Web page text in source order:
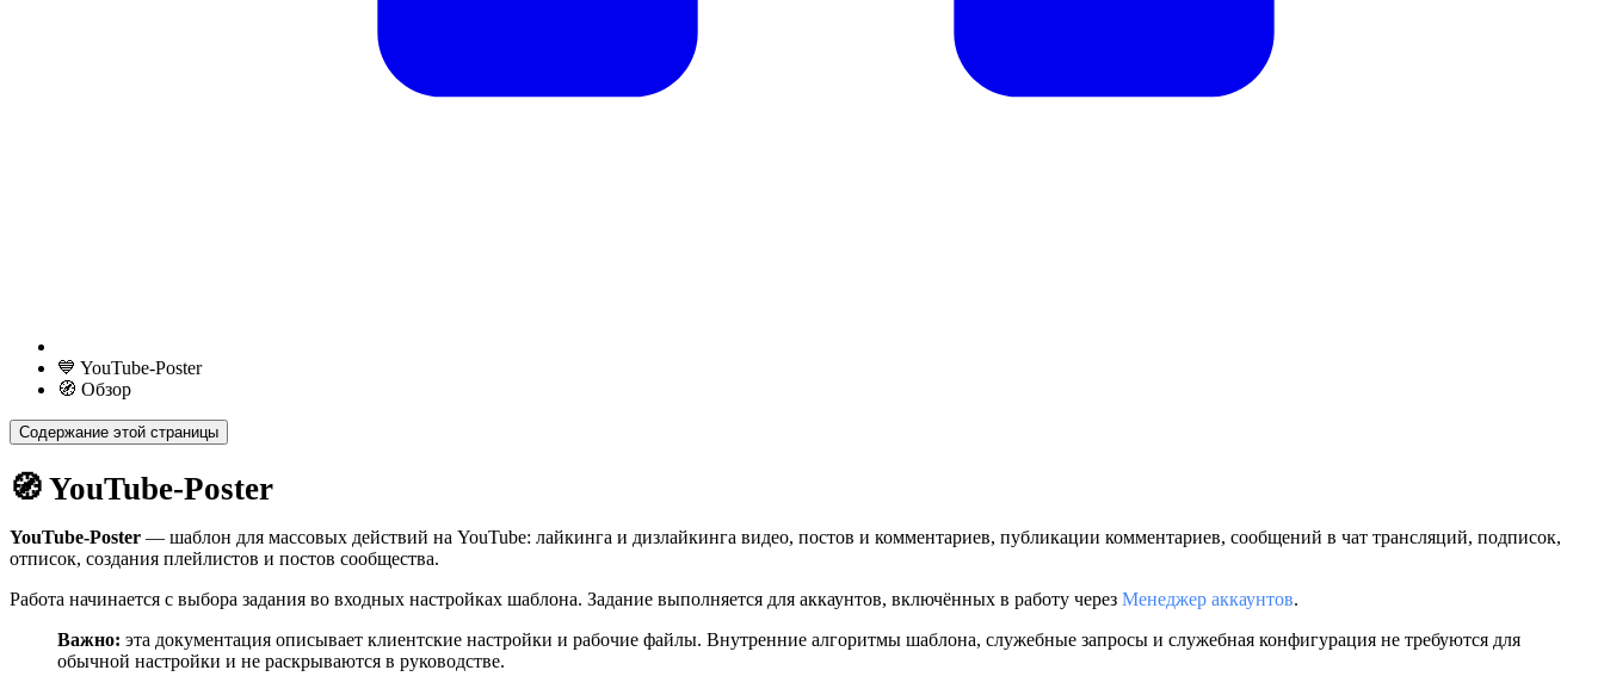
💙 YouTube-Poster
🧭 Обзор
Содержание этой страницы
🧭 YouTube-Poster
YouTube-Poster — шаблон для массовых действий на YouTube: лайкинга и дизлайкинга видео, постов и комментариев, публикации комментариев, сообщений в чат трансляций, подписок,
отписок, создания плейлистов и постов сообщества.
Работа начинается с выбора задания во входных настройках шаблона. Задание выполняется для аккаунтов, включённых в работу через Менеджер аккаунтов.
Важно: эта документация описывает клиентские настройки и рабочие файлы. Внутренние алгоритмы шаблона, служебные запросы и служебная конфигурация не требуются для
обычной настройки и не раскрываются в руководстве.